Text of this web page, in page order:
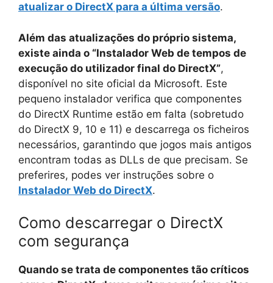
atualizar o DirectX para a última versão.
Além das atualizações do próprio sistema,
existe ainda o “Instalador Web de tempos de
execução do utilizador final do DirectX”,
disponível no site oficial da Microsoft. Este
pequeno instalador verifica que componentes
do DirectX Runtime estão em falta (sobretudo
do DirectX 9, 10 e 11) e descarrega os ficheiros
necessários, garantindo que jogos mais antigos
encontram todas as DLLs de que precisam. Se
preferires, podes ver instruções sobre o
Instalador Web do DirectX.
Como descarregar o DirectX
com segurança
Quando se trata de componentes tão críticos